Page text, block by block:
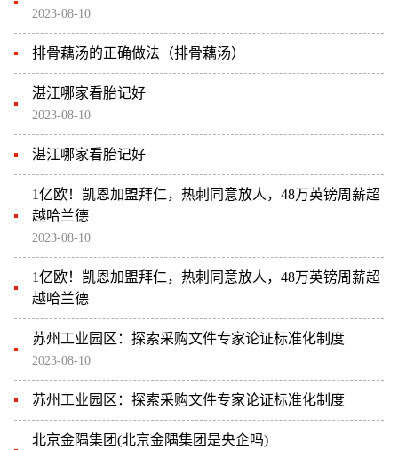
2023-08-10
排骨藕汤的正确做法（排骨藕汤）
湛江哪家看胎记好
2023-08-10
湛江哪家看胎记好
1亿欧！凯恩加盟拜仁，热刺同意放人，48万英镑周薪超
越哈兰德
2023-08-10
1亿欧！凯恩加盟拜仁，热刺同意放人，48万英镑周薪超
越哈兰德
苏州工业园区：探索采购文件专家论证标准化制度
2023-08-10
苏州工业园区：探索采购文件专家论证标准化制度
北京金隅集团(北京金隅集团是央企吗)